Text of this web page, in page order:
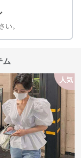
い。
ム
人気